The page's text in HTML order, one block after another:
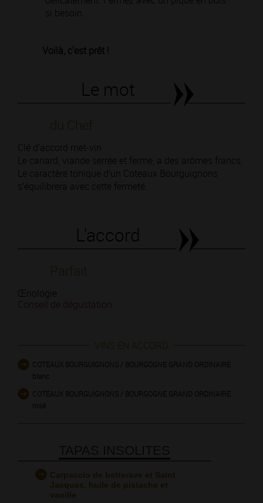
si besoin.
Voilà, c'est prêt !
Le mot
du Chef
Clé d’accord met-vin
Le canard, viande serrée et ferme, a des arômes francs.
Le caractère tonique d’un Coteaux Bourguignons
s’équilibrera avec cette fermeté.
L'accord
Parfait
Œnologie
Conseil de dégustation
VINS EN ACCORD
Carpaccio de betterave et Saint
Jacques, huile de pistache et
vanille